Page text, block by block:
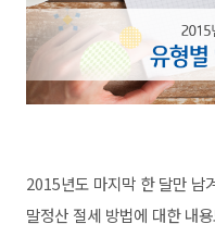
2015년도 마지막 한 달만 남
말정산 절세 방법에 대한 내